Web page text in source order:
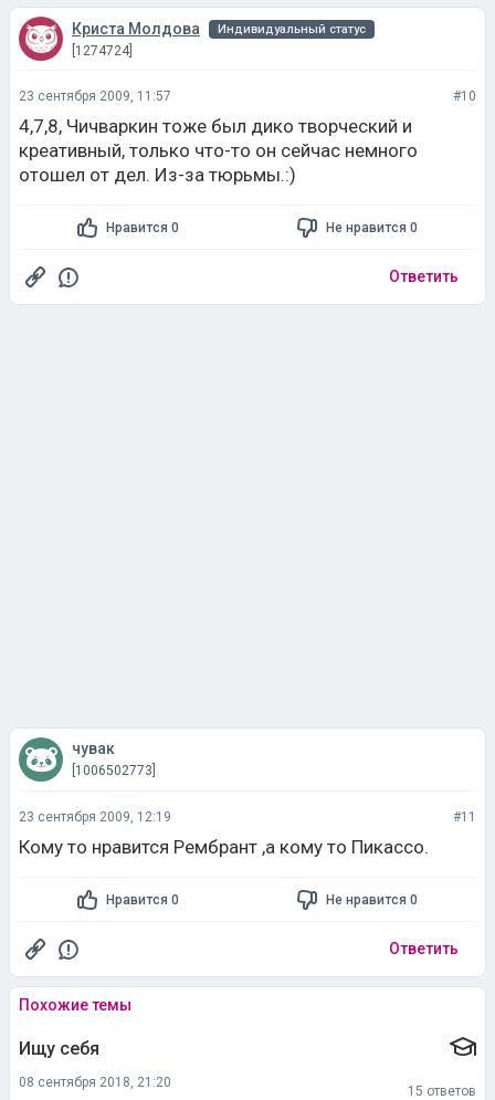
Криста Молдова Индивидуальный статус
[1274724]
23 сентября 2009, 11:57 #10
4,7,8, Чичваркин тоже был дико творческий и
креативный, только что-то он сейчас немного
отошел от дел. Из-за тюрьмы.:)
Нравится 0 Не нравится 0
Ответить
чувак
[1006502773]
23 сентября 2009, 12:19 #11
Кому то нравится Рембрант ,а кому то Пикассо.
Нравится 0 Не нравится 0
Ответить
Похожие темы
Ищу себя
08 сентября 2018, 21:20
15 ответов